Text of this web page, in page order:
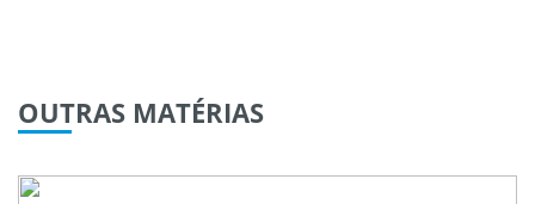
OUTRAS MATÉRIAS